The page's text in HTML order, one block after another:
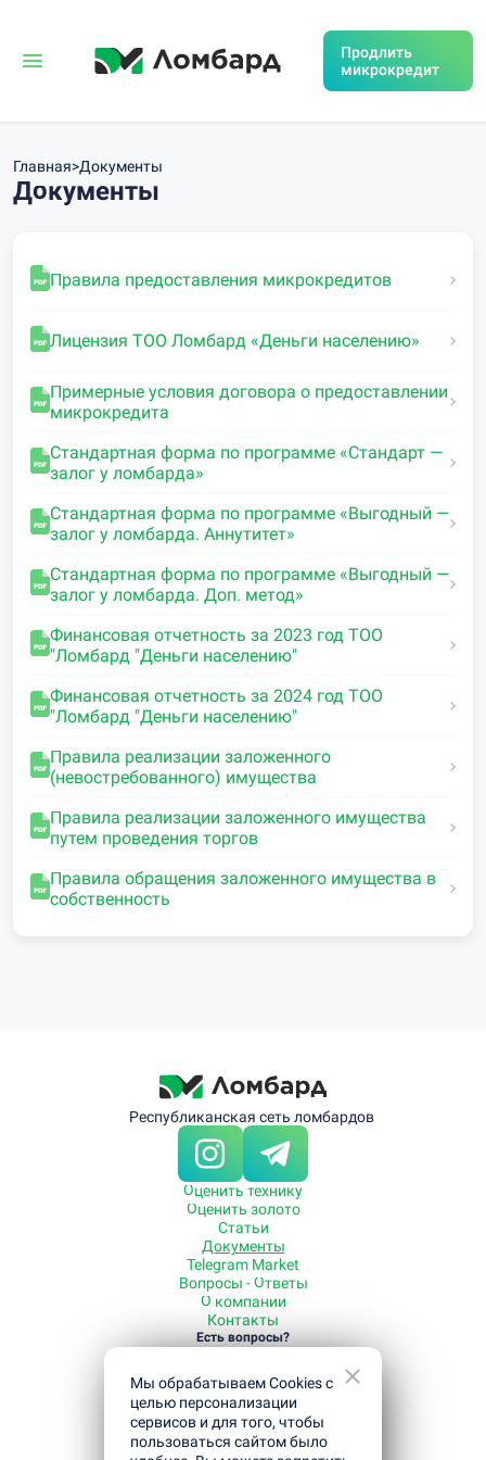
Мы обрабатываем Cookies с
целью персонализации
сервисов и для того, чтобы
пользоваться сайтом было
Продлить
микрокредит
Главная>Документы
Документы
Правила предоставления микрокредитов
Лицензия ТОО Ломбард «Деньги населению»
Примерные условия договора о предоставлении
микрокредита
Стандартная форма по программе «Стандарт —
залог у ломбарда»
Стандартная форма по программе «Выгодный —
залог у ломбарда. Аннутитет»
Стандартная форма по программе «Выгодный —
залог у ломбарда. Доп. метод»
Финансовая отчетность за 2023 год ТОО
"Ломбард "Деньги населению"
Финансовая отчетность за 2024 год ТОО
"Ломбард "Деньги населению"
Правила реализации заложенного
(невостребованного) имущества
Правила реализации заложенного имущества
путем проведения торгов
Правила обращения заложенного имущества в
собственность
Республиканская сеть ломбардов
Оценить технику
Оценить золото
Статьи
Документы
Telegram Market
Вопросы - Ответы
О компании
Контакты
Есть вопросы?
Режим работы с 09:00 до 21:00
Полезная информация
Как отсрочить погашение кредита
Как получить кредит под залог
Как погасить кредит